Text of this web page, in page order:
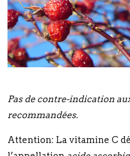
Pas de contre-indication
recommandées.
Attention: La vitamine C